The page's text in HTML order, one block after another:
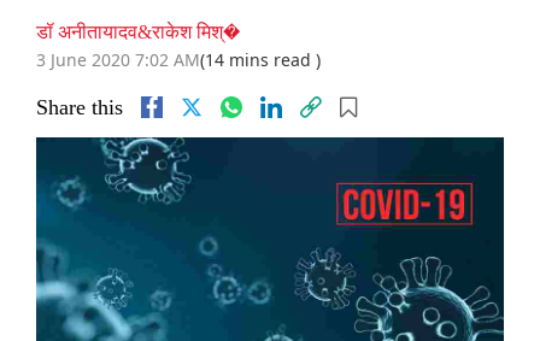
डॉ अनीतायादव&राकेश मिश्�
3 June 2020 7:02 AM(14 mins read )
Share this